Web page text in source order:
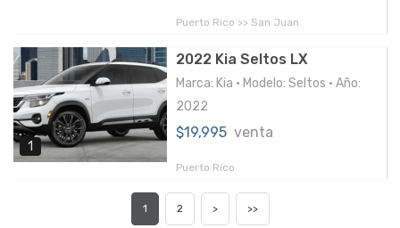
Puerto Rico >> San Juan
1
2022 Kia Seltos LX
Marca: Kia • Modelo: Seltos • Año:
2022
$19,995 venta
Puerto Rico
1 2 > >>